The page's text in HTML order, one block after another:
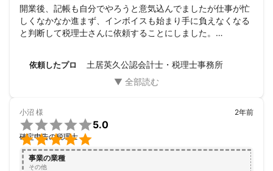
開業後、記帳も自分でやろうと意気込んでましたが仕事が忙
しくなかなか進まず、インボイスも始まり手に負えなくなる
と判断して税理士さんに依頼することにしました。
ただきました。
依頼したプロ 土居英久公認会計士・税理士事務所
小沼 様


5.0
確定申告の税理士
2年前
事業の業種
その他